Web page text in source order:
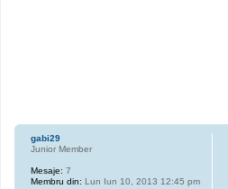
gabi29
Junior Member
Mesaje: 7
Membru din: Lun Iun 10, 2013 12:45 pm